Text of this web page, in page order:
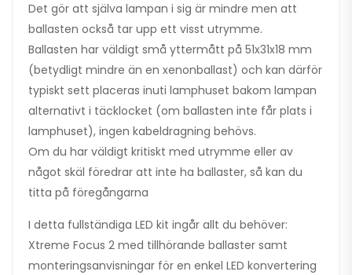
Det gör att själva lampan i sig är mindre men att
ballasten också tar upp ett visst utrymme.
Ballasten har väldigt små yttermått på 51x31x18 mm
(betydligt mindre än en xenonballast) och kan därför
typiskt sett placeras inuti lamphuset bakom lampan
alternativt i täcklocket (om ballasten inte får plats i
lamphuset), ingen kabeldragning behövs.
Om du har väldigt kritiskt med utrymme eller av
något skäl föredrar att inte ha ballaster, så kan du
titta på föregångarna
I detta fullständiga LED kit ingår allt du behöver:
Xtreme Focus 2 med tillhörande ballaster samt
monteringsanvisningar för en enkel LED konvertering